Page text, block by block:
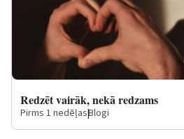
Redzēt vairāk, nekā redzams
Pirms 1 nedēļas|Blogi